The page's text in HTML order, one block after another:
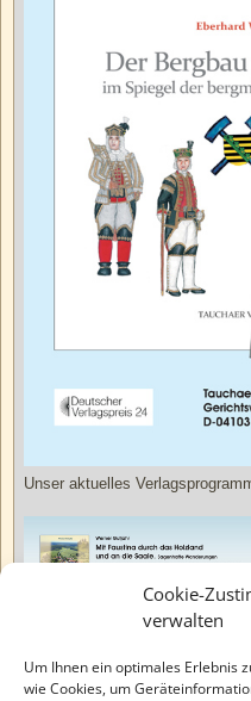
Cookie-
verwalten
Um Ihnen ein optimales Erlebnis
wie Cookies, um
Unser aktuelles